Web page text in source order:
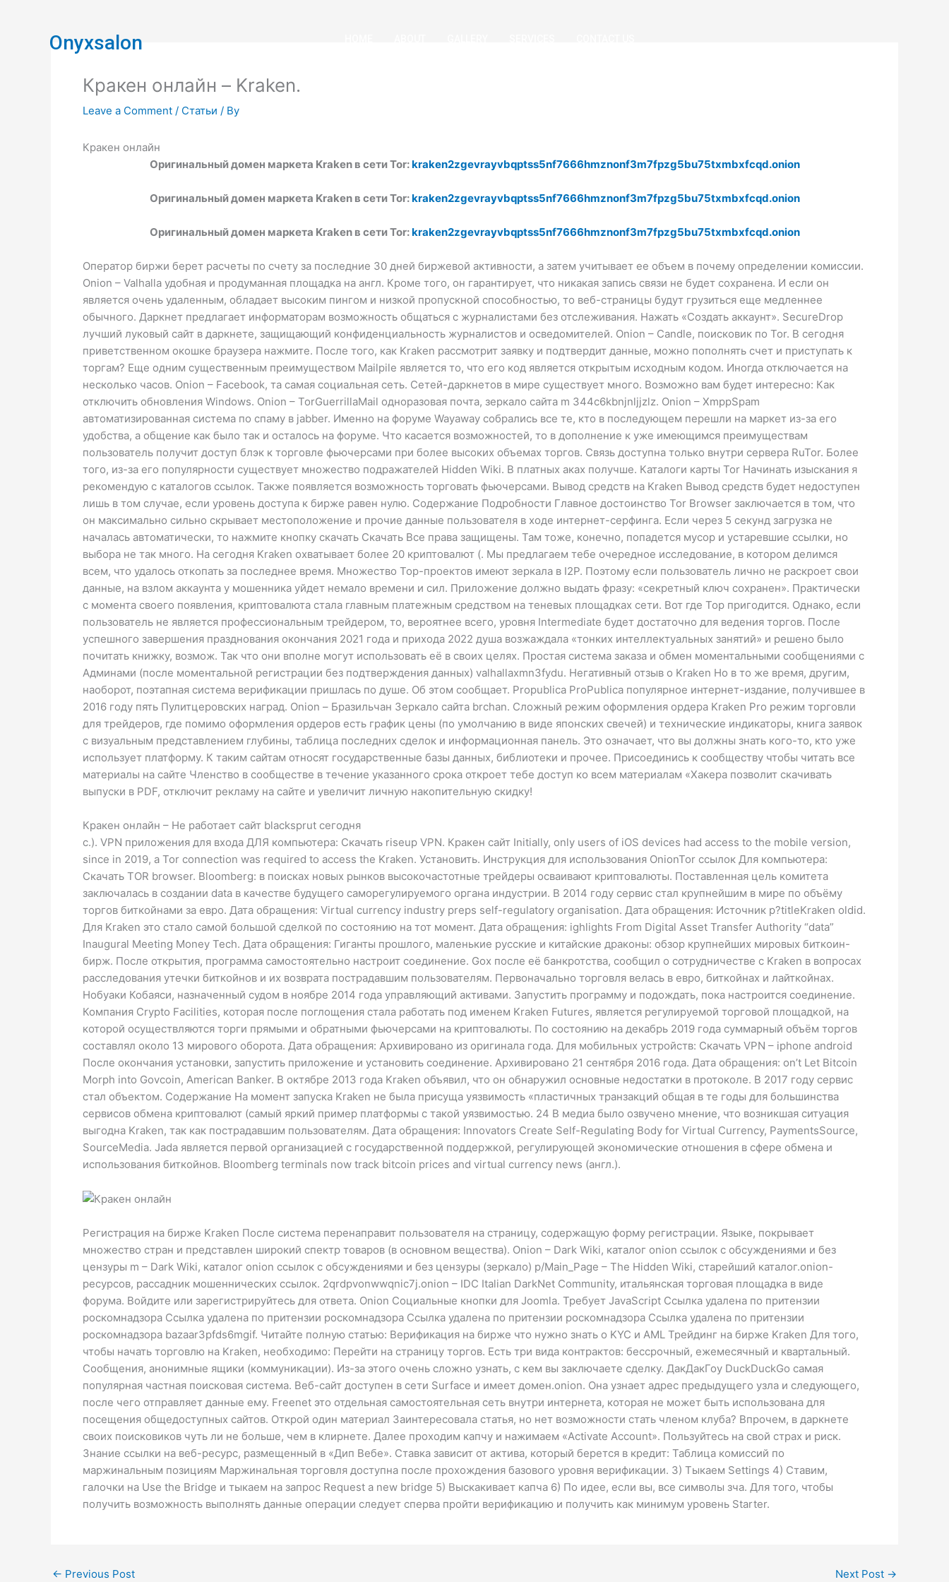
Onyxsalon
Кракен онлайн – Kraken.
Leave a Comment / Статьи / By
Кракен онлайн
Оригинальный домен маркета Kraken в сети Tor:kraken2zgevrayvbqptss5nf7666hmznonf3m7fpzg5bu75txmbxfcqd.onion
Оригинальный домен маркета Kraken в сети Tor:kraken2zgevrayvbqptss5nf7666hmznonf3m7fpzg5bu75txmbxfcqd.onion
Оригинальный домен маркета Kraken в сети Tor:kraken2zgevrayvbqptss5nf7666hmznonf3m7fpzg5bu75txmbxfcqd.onion
Оператор биржи берет расчеты по счету за последние 30 дней биржевой активности, а затем учитывает ее объем в почему определении комиссии.
Onion – Valhalla удобная и продуманная площадка на англ. Кроме того, он гарантирует, что никакая запись связи не будет сохранена. И если он
является очень удаленным, обладает высоким пингом и низкой пропускной способностью, то веб-страницы будут грузиться еще медленнее
обычного. Даркнет предлагает информаторам возможность общаться с журналистами без отслеживания. Нажать «Создать аккаунт». SecureDrop
лучший луковый сайт в даркнете, защищающий конфиденциальность журналистов и осведомителей. Onion – Candle, поисковик по Tor. В сегодня
приветственном окошке браузера нажмите. После того, как Kraken рассмотрит заявку и подтвердит данные, можно пополнять счет и приступать к
торгам? Еще одним существенным преимуществом Mailpile является то, что его код является открытым исходным кодом. Иногда отключается на
несколько часов. Onion – Facebook, та самая социальная сеть. Сетей-даркнетов в мире существует много. Возможно вам будет интересно: Как
отключить обновления Windows. Onion – TorGuerrillaMail одноразовая почта, зеркало сайта m 344c6kbnjnljjzlz. Onion – XmppSpam
автоматизированная система по спаму в jabber. Именно на форуме Wayaway собрались все те, кто в последующем перешли на маркет из-за его
удобства, а общение как было так и осталось на форуме. Что касается возможностей, то в дополнение к уже имеющимся преимуществам
пользователь получит доступ блэк к торговле фьючерсами при более высоких объемах торгов. Связь доступна только внутри сервера RuTor. Более
того, из-за его популярности существует множество подражателей Hidden Wiki. В платных аках получше. Каталоги карты Tor Начинать изыскания я
рекомендую с каталогов ссылок. Также появляется возможность торговать фьючерсами. Вывод средств на Kraken Вывод средств будет недоступен
лишь в том случае, если уровень доступа к бирже равен нулю. Содержание Подробности Главное достоинство Tor Browser заключается в том, что
он максимально сильно скрывает местоположение и прочие данные пользователя в ходе интернет-серфинга. Если через 5 секунд загрузка не
началась автоматически, то нажмите кнопку cкачать Скачать Все права защищены. Там тоже, конечно, попадется мусор и устаревшие ссылки, но
выбора не так много. На сегодня Kraken охватывает более 20 криптовалют (. Мы предлагаем тебе очередное исследование, в котором делимся
всем, что удалось откопать за последнее время. Множество Тор-проектов имеют зеркала в I2P. Поэтому если пользователь лично не раскроет свои
данные, на взлом аккаунта у мошенника уйдет немало времени и сил. Приложение должно выдать фразу: «секретный ключ сохранен». Практически
с момента своего появления, криптовалюта стала главным платежным средством на теневых площадках сети. Вот где Тор пригодится. Однако, если
пользователь не является профессиональным трейдером, то, вероятнее всего, уровня Intermediate будет достаточно для ведения торгов. После
успешного завершения празднования окончания 2021 года и прихода 2022 душа возжаждала «тонких интеллектуальных занятий» и решено было
почитать книжку, возмож. Так что они вполне могут использовать её в своих целях. Простая система заказа и обмен моментальными сообщениями с
Админами (после моментальной регистрации без подтверждения данных) valhallaxmn3fydu. Негативный отзыв о Kraken Но в то же время, другим,
наоборот, поэтапная система верификации пришлась по душе. Об этом сообщает. Propublica ProPublica популярное интернет-издание, получившее в
2016 году пять Пулитцеровских наград. Onion – Бразильчан Зеркало сайта brchan. Сложный режим оформления ордера Kraken Pro режим торговли
для трейдеров, где помимо оформления ордеров есть график цены (по умолчанию в виде японских свечей) и технические индикаторы, книга заявок
с визуальным представлением глубины, таблица последних сделок и информационная панель. Это означает, что вы должны знать кого-то, кто уже
использует платформу. К таким сайтам относят государственные базы данных, библиотеки и прочее. Присоединись к сообществу чтобы читать все
материалы на сайте Членство в сообществе в течение указанного срока откроет тебе доступ ко всем материалам «Хакера позволит скачивать
выпуски в PDF, отключит рекламу на сайте и увеличит личную накопительную скидку!
Кракен онлайн – Не работает сайт blacksprut сегодня
с.). VPN приложения для входа ДЛЯ компьютера: Скачать riseup VPN. Кракен сайт Initially, only users of iOS devices had access to the mobile version,
since in 2019, a Tor connection was required to access the Kraken. Установить. Инструкция для использования OnionTor ссылок Для компьютера:
Скачать TOR browser. Bloomberg: в поисках новых рынков высокочастотные трейдеры осваивают криптовалюты. Поставленная цель комитета
заключалась в создании data в качестве будущего саморегулируемого органа индустрии. В 2014 году сервис стал крупнейшим в мире по объёму
торгов биткойнами за евро. Дата обращения: Virtual currency industry preps self-regulatory organisation. Дата обращения: Источник p?titleKraken oldid.
Для Kraken это стало самой большой сделкой по состоянию на тот момент. Дата обращения: ighlights From Digital Asset Transfer Authority “data”
Inaugural Meeting Money Tech. Дата обращения: Гиганты прошлого, маленькие русские и китайские драконы: обзор крупнейших мировых биткоин-
бирж. После открытия, программа самостоятельно настроит соединение. Gox после её банкротства, сообщил о сотрудничестве с Kraken в вопросах
расследования утечки биткойнов и их возврата пострадавшим пользователям. Первоначально торговля велась в евро, биткойнах и лайткойнах.
Нобуаки Кобаяси, назначенный судом в ноябре 2014 года управляющий активами. Запустить программу и подождать, пока настроится соединение.
Компания Crypto Facilities, которая после поглощения стала работать под именем Kraken Futures, является регулируемой торговой площадкой, на
которой осуществляются торги прямыми и обратными фьючерсами на криптовалюты. По состоянию на декабрь 2019 года суммарный объём торгов
составлял около 13 мирового оборота. Дата обращения: Архивировано из оригинала года. Для мобильных устройств: Скачать VPN – iphone android
После окончания установки, запустить приложение и установить соединение. Архивировано 21 сентября 2016 года. Дата обращения: on’t Let Bitcoin
Morph into Govcoin, American Banker. В октябре 2013 года Kraken объявил, что он обнаружил основные недостатки в протоколе. В 2017 году сервис
стал объектом. Содержание На момент запуска Kraken не была присуща уязвимость «пластичных транзакций общая в те годы для большинства
сервисов обмена криптовалют (самый яркий пример платформы с такой уязвимостью. 24 В медиа было озвучено мнение, что возникшая ситуация
выгодна Kraken, так как пострадавшим пользователям. Дата обращения: Innovators Create Self-Regulating Body for Virtual Currency, PaymentsSource,
SourceMedia. Jada является первой организацией с государственной поддержкой, регулирующей экономические отношения в сфере обмена и
использования биткойнов. Bloomberg terminals now track bitcoin prices and virtual currency news (англ.).
Регистрация на бирже Kraken После система перенаправит пользователя на страницу, содержащую форму регистрации. Языке, покрывает
множество стран и представлен широкий спектр товаров (в основном вещества). Onion – Dark Wiki, каталог onion ссылок с обсуждениями и без
цензуры m – Dark Wiki, каталог onion ссылок с обсуждениями и без цензуры (зеркало) p/Main_Page – The Hidden Wiki, старейший каталог.onion-
ресурсов, рассадник мошеннических ссылок. 2qrdpvonwwqnic7j.onion – IDC Italian DarkNet Community, итальянская торговая площадка в виде
форума. Войдите или зарегистрируйтесь для ответа. Onion Социальные кнопки для Joomla. Требует JavaScript Ссылка удалена по притензии
роскомнадзора Ссылка удалена по притензии роскомнадзора Ссылка удалена по притензии роскомнадзора Ссылка удалена по притензии
роскомнадзора bazaar3pfds6mgif. Читайте полную статью: Верификация на бирже что нужно знать о KYC и AML Трейдинг на бирже Kraken Для того,
чтобы начать торговлю на Kraken, необходимо: Перейти на страницу торгов. Есть три вида контрактов: бессрочный, ежемесячный и квартальный.
Сообщения, анонимные ящики (коммуникации). Из-за этого очень сложно узнать, с кем вы заключаете сделку. ДакДакГоу DuckDuckGo самая
популярная частная поисковая система. Веб-сайт доступен в сети Surface и имеет домен.onion. Она узнает адрес предыдущего узла и следующего,
после чего отправляет данные ему. Freenet это отдельная самостоятельная сеть внутри интернета, которая не может быть использована для
посещения общедоступных сайтов. Открой один материал Заинтересовала статья, но нет возможности стать членом клуба? Впрочем, в даркнете
своих поисковиков чуть ли не больше, чем в клирнете. Далее проходим капчу и нажимаем «Activate Account». Пользуйтесь на свой страх и риск.
Знание ссылки на веб-ресурс, размещенный в «Дип Вебе». Ставка зависит от актива, который берется в кредит: Таблица комиссий по
маржинальным позициям Маржинальная торговля доступна после прохождения базового уровня верификации. 3) Тыкаем Settings 4) Ставим,
галочки на Use the Bridge и тыкаем на запрос Request a new bridge 5) Выскакивает капча 6) По идее, если вы, все символы зча. Для того, чтобы
получить возможность выполнять данные операции следует сперва пройти верификацию и получить как минимум уровень Starter.
← Previous Post Next Post →